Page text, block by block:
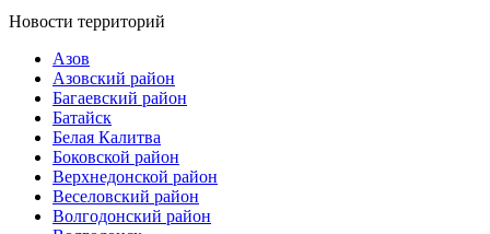
Новости территорий
Азов
Азовский район
Багаевский район
Батайск
Белая Калитва
Боковской район
Верхнедонской район
Веселовский район
Волгодонский район